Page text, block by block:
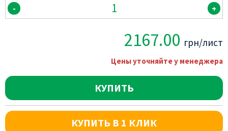
- +
2167.00 грн/лист
Цены уточняйте у менеджера
КУПИТЬ
КУПИТЬ В 1 КЛИК